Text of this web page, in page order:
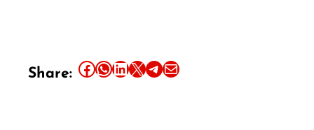
Share: Share this article on Facebook Share this article on WhatsApp Share this article on LinkedIn Share this article on X Share this article on TelegramEmail this Article